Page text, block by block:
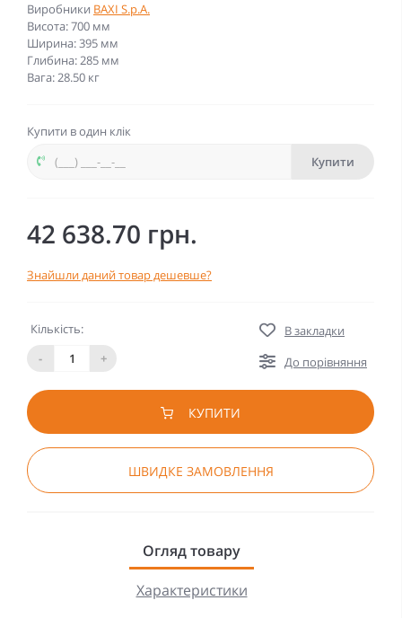
Виробники BAXI S.p.A.
Висота: 700 мм
Ширина: 395 мм
Глибина: 285 мм
Вага: 28.50 кг
Купити в один клік
Купити
42 638.70 грн.
Знайшли даний товар дешевше?
Кількість:
-
+
В закладки
До порівняння
КУПИТИ
ШВИДКЕ ЗАМОВЛЕННЯ
Огляд товару
Характеристики